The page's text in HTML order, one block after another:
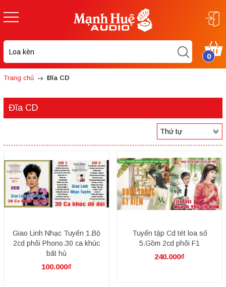
0
Trang chủ Đĩa CD
Đĩa CD
Thứ tự
Giao Linh Nhạc Tuyển 1.Bộ
2cd phôi Phono.30 ca khúc
bất hủ
100.000₫
Tuyển tập Cd tét loa số
5.Gồm 2cd phôi F1
240.000₫